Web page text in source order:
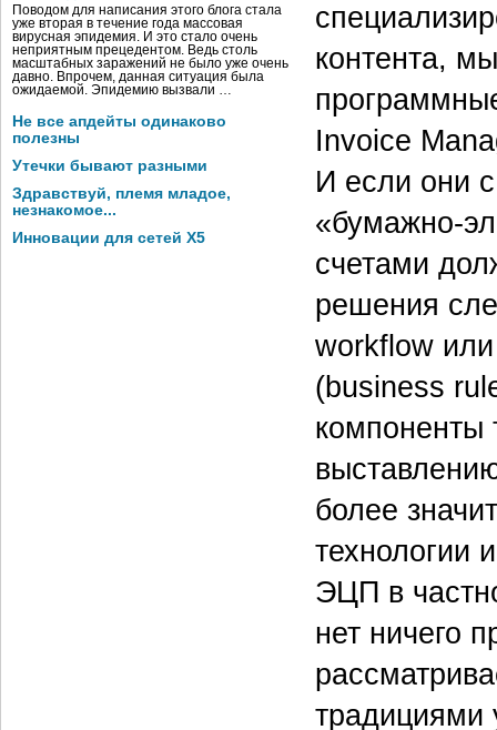
Поводом для написания этого блога стала
уже вторая в течение года массовая
вирусная эпидемия. И это стало очень
неприятным прецедентом. Ведь столь
масштабных заражений не было уже очень
давно. Впрочем, данная ситуация была
ожидаемой. Эпидемию вызвали …
Не все апдейты одинаково
полезны
Утечки бывают разными
Здравствуй, племя младое,
незнакомое...
Инновации для сетей X5
контента,
Invoice
И если они
«бумажно-
счетами
решения
workflow
(business
компоненты
более
технологии
ЭЦП в
нет ничего
традициями